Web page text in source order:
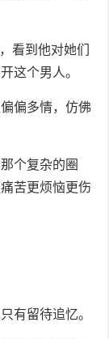
看到他对她们
这个男人。
偏多情，仿佛
个复杂的圈
苦更烦恼更伤
有留待追忆。